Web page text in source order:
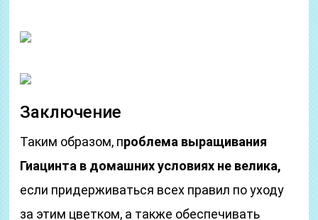
Заключение
Таким образом, проблема выращивания
Гиацинта в домашних условиях не велика,
если придерживаться всех правил по уходу
за этим цветком, а также обеспечивать